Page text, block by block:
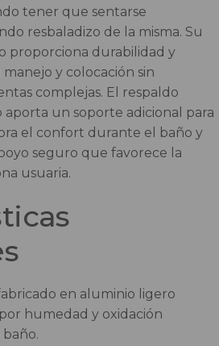
tener que sentarse
resbaladizo de la misma. Su
proporciona durabilidad y
y colocación sin
complejas. El respaldo
un soporte adicional para
el confort durante el baño y
seguro que favorece la
usuaria.
en aluminio ligero
humedad y oxidación